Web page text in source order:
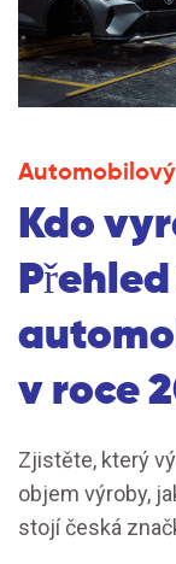
Kdo
v roce
Zjistěte, který
objem výroby,
stojí česká